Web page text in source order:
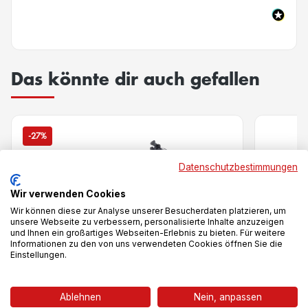
Das könnte dir auch gefallen
-27%
Vergleich
Datenschutzbestimmungen
Wir verwenden Cookies
Wir können diese zur Analyse unserer Besucherdaten platzieren, um
unsere Webseite zu verbessern, personalisierte Inhalte anzuzeigen
und Ihnen ein großartiges Webseiten-Erlebnis zu bieten. Für weitere
Informationen zu den von uns verwendeten Cookies öffnen Sie die
Einstellungen.
Ablehnen Nein, anpassen